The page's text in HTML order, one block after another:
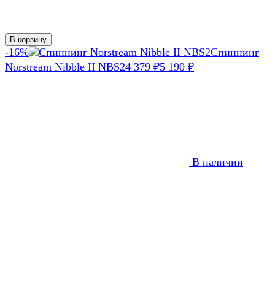
В корзину
-16%
Спиннинг
Norstream Nibble II NBS24 379 ₽5 190 ₽
В наличии